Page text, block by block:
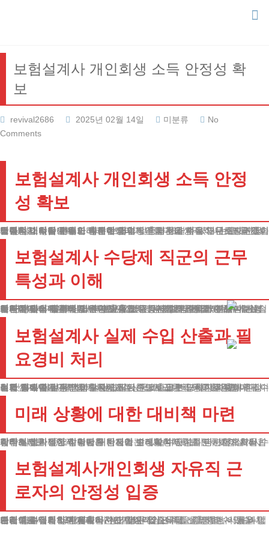
보험설계사 개인회생 소득 안정성 확
보
revival2686 2025년 02월 14일 미분류
No
Comments
보험설계사 개인회생 소득 안정
성 확보
재정적 어려움을 겪고 계신 보험업계 종사자와 자유직 근로자분들이 늘어나고 있습니다.
일정하지 않은 수입과 복잡한 급여체계 때문에 법적 채무조정 신청을 망설이시는 분들이 많은데요.
오늘은 이러한 특수한 직종에 대한 맞춤형 해결책을 안내해드리겠습니다.
불규칙한 수입으로 인해 채무정리가 어렵다고 생각하시는 분들께 희망적인 소식을 전해드리려 합니다.
법률적 테두리 안에서 충분히 해결방안을 찾을 수 있으니 끝까지 읽어주시기 바랍니다.
보험설계사 수당제 직군의 근무
특성과 이해
보험설계사개인회생의 핵심은 일반 직장인과 다른 급여체계에 있습니다.
기본급 대신 실적에 따른 수당을 받고, 사회보험 가입 의무가 없는 특징이 있습니다.
이러한 특성 때문에 법원 제출용 소득증명에 어려움을 겪으시는 경우가 많습니다. 하지만 걱정마세요.
실제 수입을 정확하게 반영할 수 있는 다양한 방법이 있습니다. 실적급 근무자의 특성을 고려한 맞춤형 증빙서류를 준비하면 됩니다.
계약직이나 자유직 종사자도 안정적인 수입을 입증할 수 있는 방법이 마련되어 있습니다.
체계적인 서류 준비만 있다면 정규직 못지않게 원활한 진행이 가능합니다.
보험설계사 실제 수입 산출과 필
요경비 처리
월별 실수입을 증명하기 위해서는 수당지급내역서를 활용합니다. 여기서 중요한 점은 영업활동에 필요한 지출을 반드시 제외해야 한다는 것입니다.
보험설계사 개인회생에서는 고객상담비, 교통비 등 직무수행에 필수적인 경비를 인정받을 수 있습니다.
이를 통해 실질적인 생활자금을 기준으로 납부금액이 결정됩니다. 실제 손에 쥐는 금액이 얼마인지가 중요하므로 명확한 지출내역 정리가 필요합니다.
미래 상황에 대한 대비책 마련
계약해지로 인한 수당반환 문제가 발생할 수 있습니다. 보험설계사 개인회생 과정에서 이런 위험요소는 미확정채무로 분류하여 처리합니다.
장래의 불확실한 상황에 대비하여 변제계획에 이를 명시함으로써, 갑작스러운 재정적 부담을 방지할 수 있습니다.
향후 발생가능한 리스크를 사전에 고려하여 안정적인 변제계획을 수립하는 것이 중요합니다.
보험설계사개인회생 자유직 근
로자의 안정성 입증
수입이 불규칙한 자유계약자도 안정적인 소득을 증명할 수 있습니다.
보험설계사 개인회생과 마찬가지로 계약관계를 증명하는 서류와 입금내역을 제시하면 됩니다.
연간 총수입을 12개월로 나누어 평균 월소득을 산출하며, 이를 바탕으로 합리적인 상환계획을 수립할 수 있습니다.
거래하는 업체와의 계약서, 정기적인 입금내역, 실적증명서 등을 체계적으로 정리하여 제출하시면 됩니다.